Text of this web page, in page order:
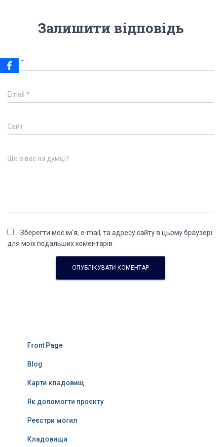
Залишити відповідь
Ім'я *
Email *
Сайт
Що в вас на думці?
Зберегти моє ім'я, e-mail, та адресу сайту в цьому браузері
для моїх подальших коментарів.
Front Page
Blog
Карти кладовищ
Як допомогти проєкту
Реєстри могил
Кладовища